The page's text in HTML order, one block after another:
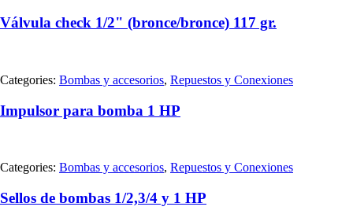
Válvula check 1/2" (bronce/bronce) 117 gr.
Categories: Bombas y accesorios, Repuestos y Conexiones
Impulsor para bomba 1 HP
Categories: Bombas y accesorios, Repuestos y Conexiones
Sellos de bombas 1/2,3/4 y 1 HP